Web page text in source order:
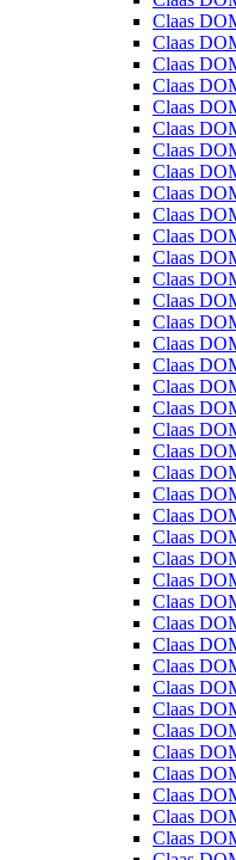
Claas
Claas
Claas
Claas
Claas
Claas
Claas
Claas
Claas
Claas
Claas
Claas
Claas
Claas
Claas
Claas
Claas
Claas
Claas
Claas
Claas
Claas
Claas
Claas
Claas
Claas
Claas
Claas
Claas
Claas
Claas
Claas
Claas
Claas
Claas
Claas
Claas
Claas
Claas